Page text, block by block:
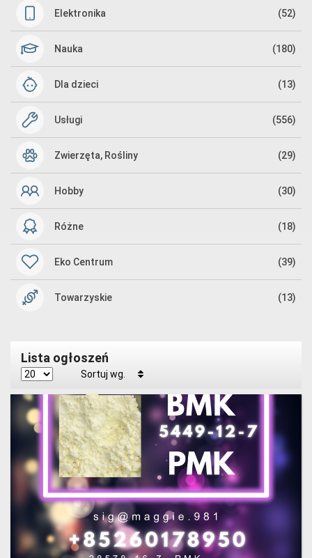
Elektronika (52)
Nauka (180)
Dla dzieci (13)
Usługi (556)
Zwierzęta, Rośliny (29)
Hobby (30)
Różne (18)
Eko Centrum (39)
Towarzyskie (13)
Lista ogłoszeń
Sortuj wg.